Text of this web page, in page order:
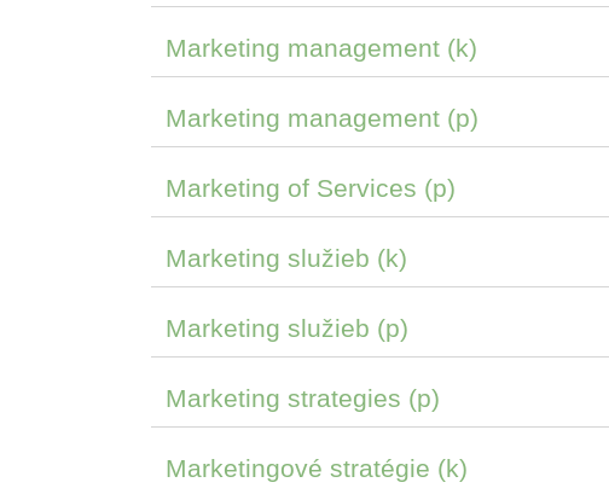
Marketing management (k)
Marketing management (p)
Marketing of Services (p)
Marketing služieb (k)
Marketing služieb (p)
Marketing strategies (p)
Marketingové stratégie (k)